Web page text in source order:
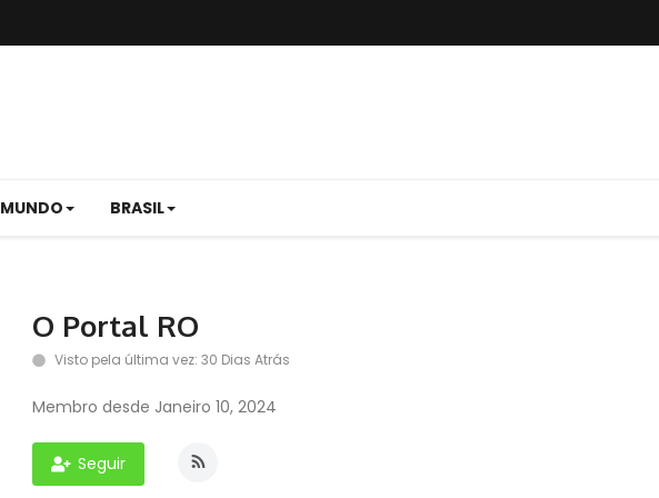
MUNDO BRASIL
O Portal RO
Visto pela última vez: 30 Dias Atrás
Membro desde Janeiro 10, 2024
Seguir